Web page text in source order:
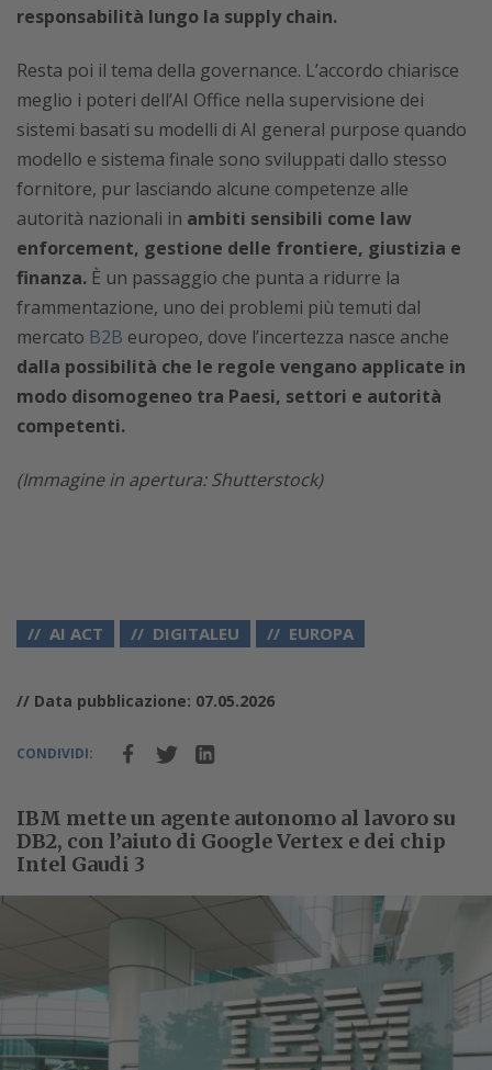
responsabilità lungo la supply chain.
Resta poi il tema della governance. L’accordo chiarisce
meglio i poteri dell’AI Office nella supervisione dei
sistemi basati su modelli di AI general purpose quando
modello e sistema finale sono sviluppati dallo stesso
fornitore, pur lasciando alcune competenze alle
autorità nazionali in ambiti sensibili come law
enforcement, gestione delle frontiere, giustizia e
finanza. È un passaggio che punta a ridurre la
frammentazione, uno dei problemi più temuti dal
mercato B2B europeo, dove l’incertezza nasce anche
dalla possibilità che le regole vengano applicate in
modo disomogeneo tra Paesi, settori e autorità
competenti.
(Immagine in apertura: Shutterstock)
AI ACT DIGITALEU EUROPA
// Data pubblicazione: 07.05.2026
CONDIVIDI:
IBM mette un agente autonomo al lavoro su
DB2, con l’aiuto di Google Vertex e dei chip
Intel Gaudi 3